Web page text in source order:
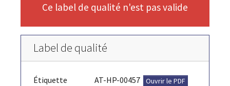
Ce label de qualité n'est pas valide
Label de qualité
Étiquette AT-HP-00457 Ouvrir le PDF